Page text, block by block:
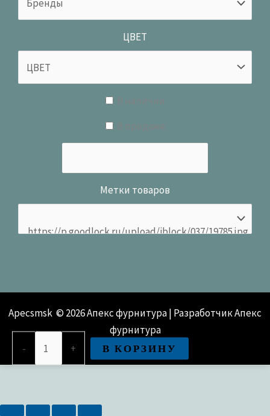
ЦВЕТ
Метки товаров
Apecsmsk © 2026 Апекс фурнитура | Разработчик Апекс
фурнитура
-
Apecs
+ В КОРЗИНУ